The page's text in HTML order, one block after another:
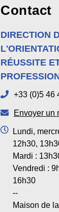
Contact
DIRECTION
RÉUSSITE
+33 (0)5 46
Envoyer un
Lundi,
12h30,
Mardi :
Vendredi :
16h30
--
Maison de